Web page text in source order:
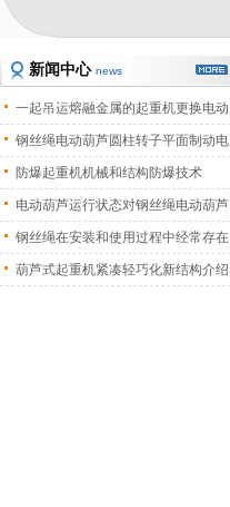
新闻中心 news
一起吊运熔融金属的起重机更换电动
葫 钢丝绳电动葫芦圆柱转子平面制动电
机
防爆起重机机械和结构防爆技术
电动葫芦运行状态对钢丝绳电动葫芦
振 钢丝绳在安装和使用过程中经常存在
的 葫芦式起重机紧凑轻巧化新结构介绍